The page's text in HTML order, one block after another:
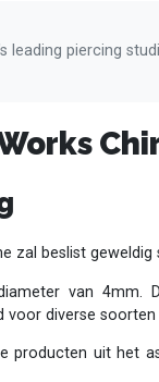
leading piercing
zal beslist geweldig
van 4mm.
voor diverse
producten uit het